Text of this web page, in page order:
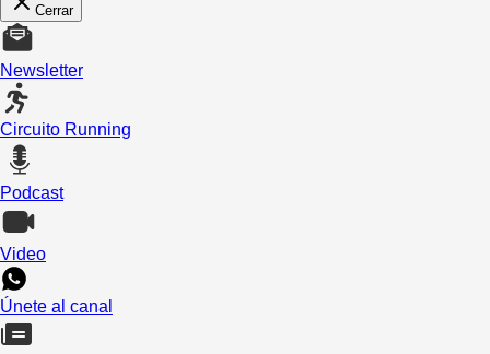
Cerrar
Newsletter
Circuito Running
Podcast
Video
Únete al canal